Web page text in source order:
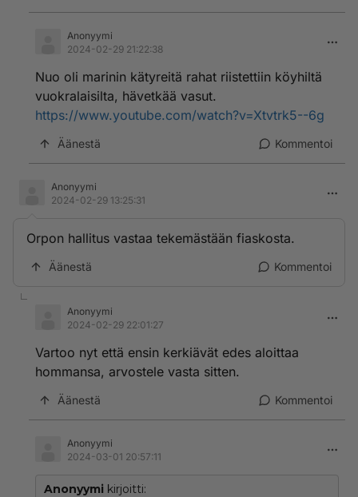
Anonyymi
2024-02-29 21:22:38
Nuo oli marinin kätyreitä rahat riistettiin köyhiltä
vuokralaisilta, hävetkää vasut.
https://www.youtube.com/watch?v=Xtvtrk5--6g
Äänestä Kommentoi
Anonyymi
2024-02-29 13:25:31
Orpon hallitus vastaa tekemästään fiaskosta.
Äänestä Kommentoi
Anonyymi
2024-02-29 22:01:27
Vartoo nyt että ensin kerkiävät edes aloittaa
hommansa, arvostele vasta sitten.
Äänestä Kommentoi
Anonyymi
2024-03-01 20:57:11
Anonyymi kirjoitti: